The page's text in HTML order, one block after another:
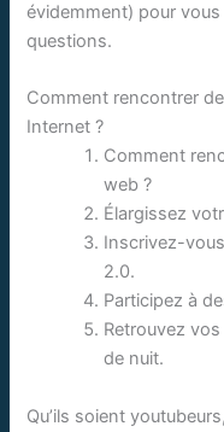
évidemment) pour
questions.
Comment rencontrer
Internet ?
Comment
web ?
Élargissez
Inscrivez-
2.0.
Participez à
Retrouvez
de nuit.
Qu’ils soient